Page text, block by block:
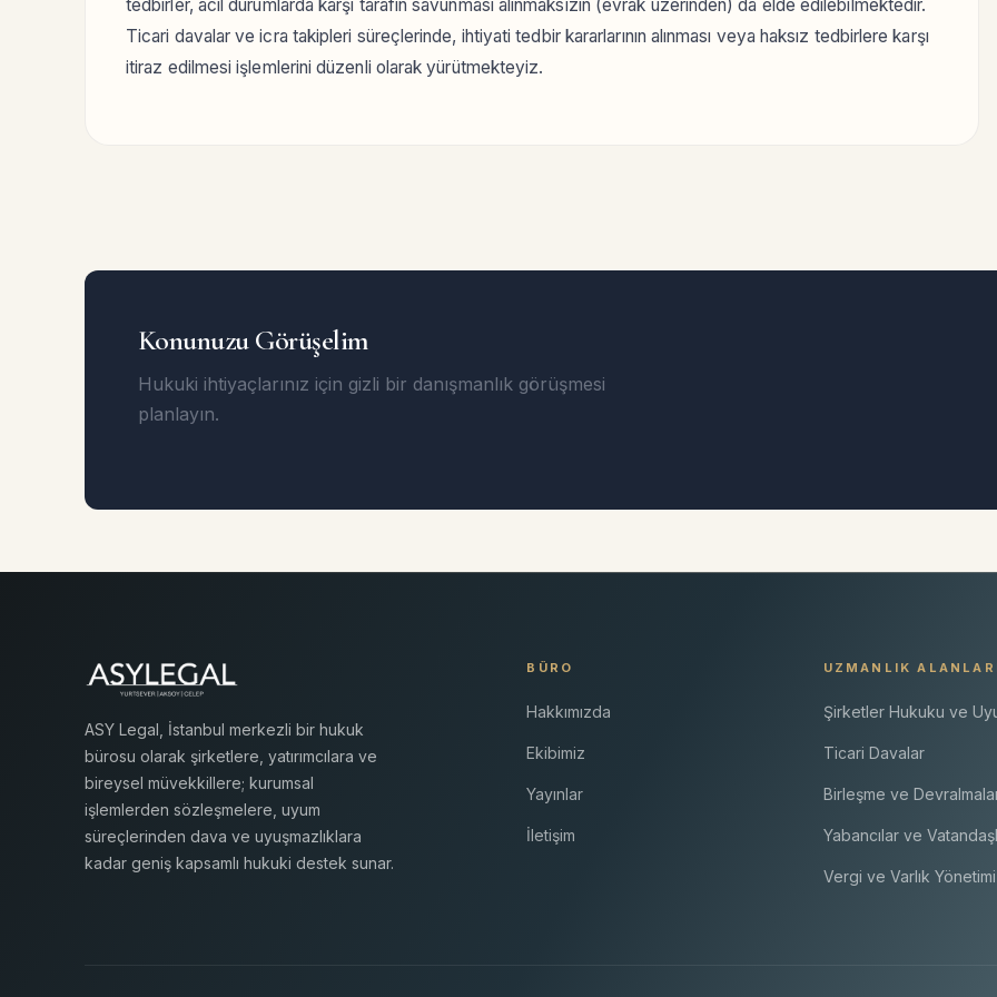
tedbirler, acil durumlarda karşı tarafın savunması alınmaksızın (evrak üzerinden) da elde edilebilmektedir.
Ticari davalar ve icra takipleri süreçlerinde, ihtiyati tedbir kararlarının alınması veya haksız tedbirlere karşı
itiraz edilmesi işlemlerini düzenli olarak yürütmekteyiz.
Konunuzu Görüşelim
Hukuki ihtiyaçlarınız için gizli bir danışmanlık görüşmesi
planlayın.
ASY Legal, İstanbul merkezli bir hukuk
bürosu olarak şirketlere, yatırımcılara ve
bireysel müvekkillere; kurumsal
işlemlerden sözleşmelere, uyum
süreçlerinden dava ve uyuşmazlıklara
kadar geniş kapsamlı hukuki destek sunar.
BÜRO
Hakkımızda
Ekibimiz
Yayınlar
İletişim
UZMANLIK
Şirketler Hukuku ve
Ticari Davalar
Birleşme ve
Yabancılar ve
Vergi ve Varlık Yönetimi